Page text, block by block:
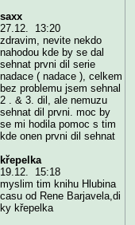
saxx
27.12. 13:20
zdravim, nevite nekdo
nahodou kde by se dal
sehnat prvni dil serie
nadace ( nadace ), celkem
bez problemu jsem sehnal
2 . & 3. dil, ale nemuzu
sehnat dil prvni. moc by
se mi hodila pomoc s tim
kde onen prvni dil sehnat
křepelka
19.12. 15:18
myslim tim knihu Hlubina
casu od Rene Barjavela,di
ky křepelka